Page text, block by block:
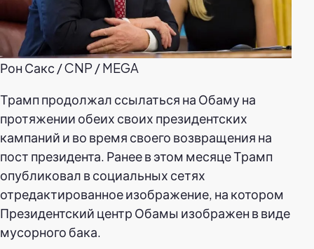
Рон Сакс / CNP / MEGA
Трамп продолжал ссылаться на Обаму на
протяжении обеих своих президентских
кампаний и во время своего возвращения на
пост президента. Ранее в этом месяце Трамп
опубликовал в социальных сетях
отредактированное изображение, на котором
Президентский центр Обамы изображен в виде
мусорного бака.